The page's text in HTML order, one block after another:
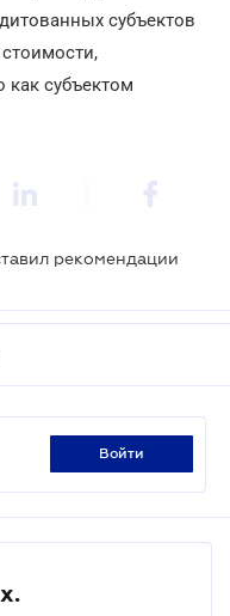
субъектов
как субъектом
рекомендации
войти